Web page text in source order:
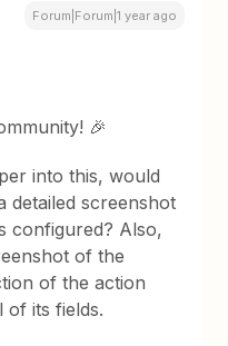
Forum|Forum|1 year ago
🎉
into this, would
detailed screenshot
configured? Also,
of the
of the action
of its fields.